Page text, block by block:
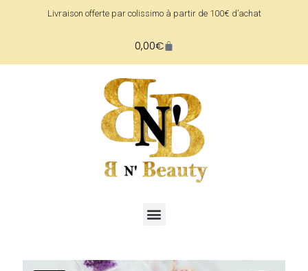
Livraison offerte par colissimo à partir de 100€ d’achat
0,00€